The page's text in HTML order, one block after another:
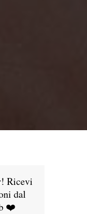
Ricevi
dal
❤️